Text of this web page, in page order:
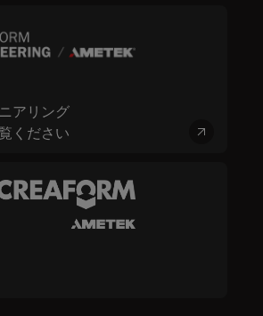
アリング
ください